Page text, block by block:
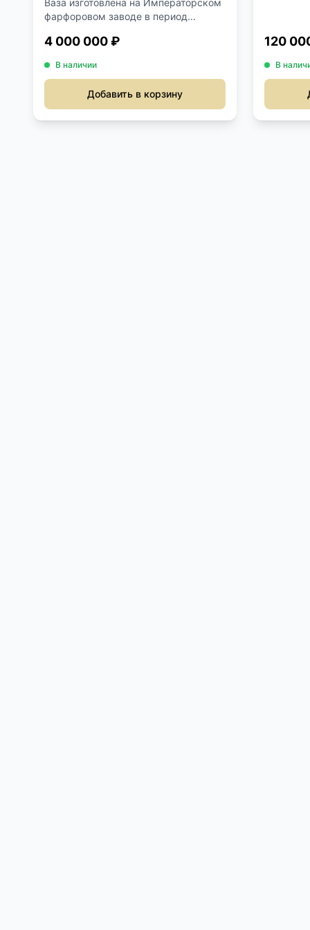
Ваза изготовлена на Императорском
фарфоровом заводе в период...
4 000 000 ₽
В наличии
Добавить в корзину
120
В